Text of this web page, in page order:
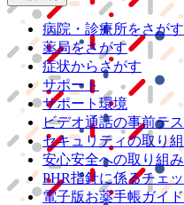
病院・診療所をさがす
薬局をさがす
症状からさがす
サポート
サポート環境
ビデオ通話の事前テス
セキュリティの取り
安心安全への取り組み
PHR指針に係るチェ
電子版お薬手帳ガイ